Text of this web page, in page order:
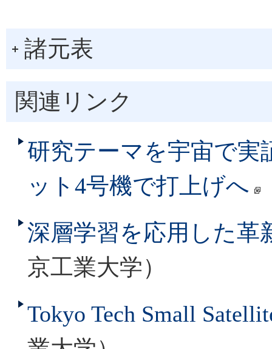
諸元表
関連リンク
研究テーマを宇宙で
ット4号機で打上げへ
深層学習を応用した革
京工業大学）
Tokyo Tech Small